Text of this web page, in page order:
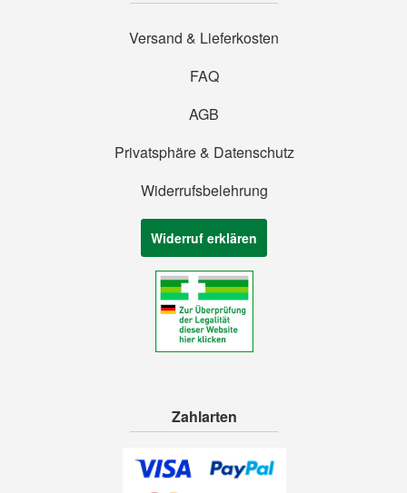
Versand & Lieferkosten
FAQ
AGB
Privatsphäre & Datenschutz
Widerrufsbelehrung
Widerruf erklären
Zahlarten